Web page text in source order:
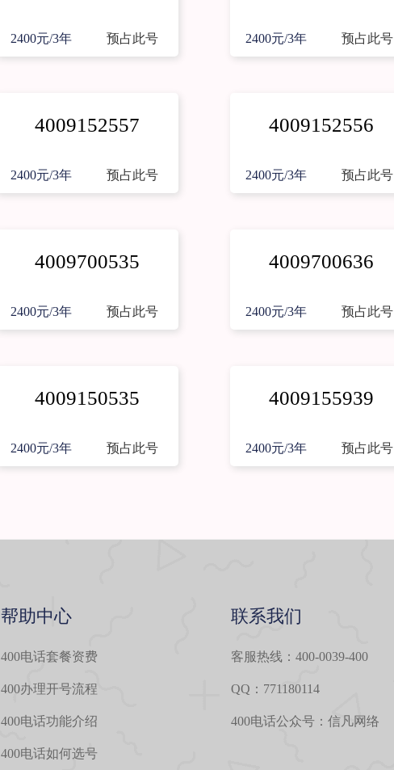
2400元/3年 预占此号 2400元/3年 预占此号
4009152557
2400元/3年 预占此号
4009152556
2400元/3年 预占此号
4009700535
2400元/3年 预占此号
4009700636
2400元/3年 预占此号
4009150535
2400元/3年 预占此号
4009155939
2400元/3年 预占此号
帮助中心
400电话套餐资费
400办理开号流程
400电话功能介绍
400电话如何选号
联系我们
客服热线：400-0039-400
QQ：771180114
400电话公众号：信凡网络